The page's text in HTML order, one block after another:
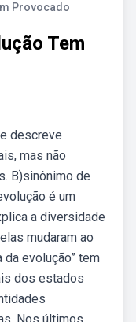
Provocado
Tem
descreve
mas não
B)sinônimo de
é um
a diversidade
mudaram ao
da evolução” tem
dos estados